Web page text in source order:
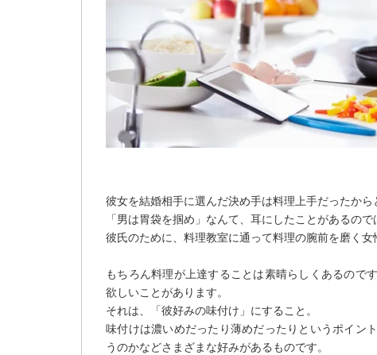
彼女を結婚相手に選んだ決め手は料理上手だったから
「男は胃袋を掴め」なんて、耳にしたことがあるので
彼氏のために、料理教室に通って料理の腕前を磨く女
もちろん料理が上達することは素晴らしくあるので
欲しいことがあります。
それは、「彼好みの味付け」にすること。
味付けは濃いめだったり薄めだったりというポイン
うのかなどさまざまな好みがあるものです。